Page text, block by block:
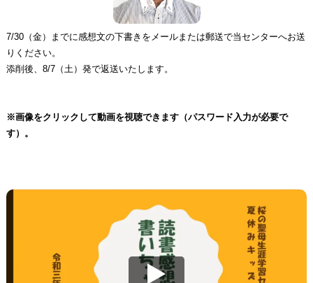
7/30（金）までに感想文の下書きをメールまたは郵送で当センターへお送
りください。
添削後、8/7（土）発で返送いたします。
※画像をクリックして動画を視聴できます（パスワード入力が必要で
す）。